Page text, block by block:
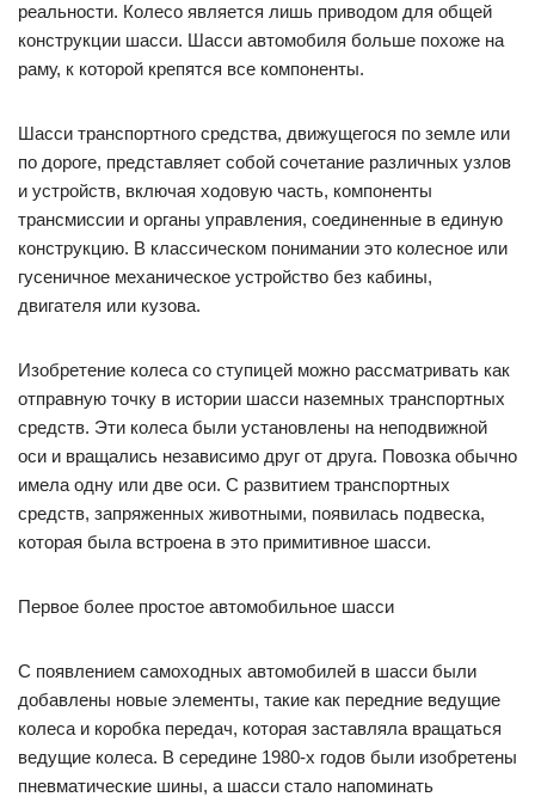
реальности. Колесо является лишь приводом для общей
конструкции шасси. Шасси автомобиля больше похоже на
раму, к которой крепятся все компоненты.
Шасси транспортного средства, движущегося по земле или
по дороге, представляет собой сочетание различных узлов
и устройств, включая ходовую часть, компоненты
трансмиссии и органы управления, соединенные в единую
конструкцию. В классическом понимании это колесное или
гусеничное механическое устройство без кабины,
двигателя или кузова.
Изобретение колеса со ступицей можно рассматривать как
отправную точку в истории шасси наземных транспортных
средств. Эти колеса были установлены на неподвижной
оси и вращались независимо друг от друга. Повозка обычно
имела одну или две оси. С развитием транспортных
средств, запряженных животными, появилась подвеска,
которая была встроена в это примитивное шасси.
Первое более простое автомобильное шасси
С появлением самоходных автомобилей в шасси были
добавлены новые элементы, такие как передние ведущие
колеса и коробка передач, которая заставляла вращаться
ведущие колеса. В середине 1980-х годов были изобретены
пневматические шины, а шасси стало напоминать